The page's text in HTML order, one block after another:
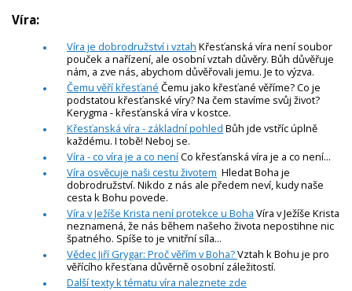
Víra:
Víra je dobrodružství i vztah Křesťanská víra není soubor
pouček a nařízení, ale osobní vztah důvěry. Bůh důvěřuje
nám, a zve nás, abychom důvěřovali jemu. Je to výzva.
Čemu věří křesťané Čemu jako křesťané věříme? Co je
podstatou křesťanské víry? Na čem stavíme svůj život?
Kerygma - křesťanská víra v kostce.
Křesťanská víra - základní pohled Bůh jde vstříc úplně
každému. I tobě! Neboj se.
Víra - co víra je a co neníCo křesťanská víra je a co není...
Víra osvěcuje naši cestu životem Hledat Boha je
dobrodružství. Nikdo z nás ale předem neví, kudy naše
cesta k Bohu povede.
Víra v Ježíše Krista není protekce u Boha Víra v Ježíše Krista
neznamená, že nás během našeho života nepostihne nic
špatného. Spíše to je vnitřní síla...
Vědec Jiří Grygar: Proč věřím v Boha?Vztah k Bohu je pro
věřícího křesťana důvěrně osobní záležitostí.
Další texty k tématu víra naleznete zde